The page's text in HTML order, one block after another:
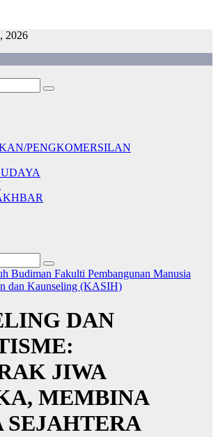
2026
PENGKOMERSILAN
Budiman Fakulti Pembangunan Manusia
dan Kaunseling (KASIH)
DAN
JIWA
MEMBINA
SEJAHTERA